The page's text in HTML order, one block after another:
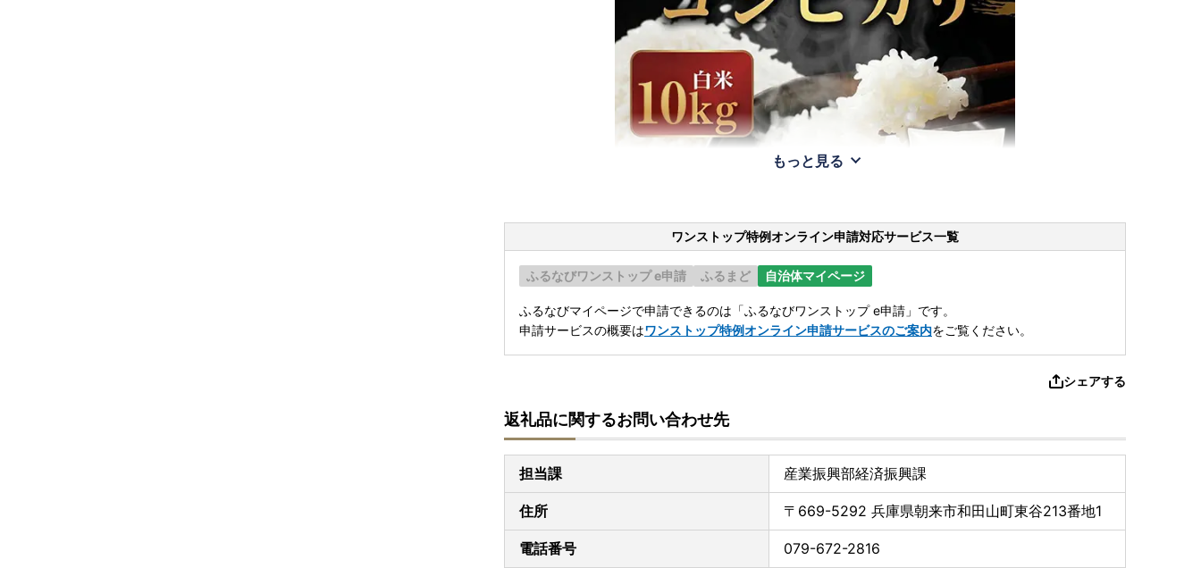
もっと見る
ワンストップ特例オンライン申請対応サービス一覧
ふるなびワンストップ e申請 ふるまど 自治体マイページ
ふるなびマイページで申請できるのは「ふるなびワンストップ e申請」です。
申請サービスの概要はワンストップ特例オンライン申請サービスのご案内をご覧ください。
シェアする
返礼品に関するお問い合わせ先
担当課 産業振興部経済振興課
住所 〒669-5292 兵庫県朝来市和田山町東谷213番地1
電話番号 079-672-2816